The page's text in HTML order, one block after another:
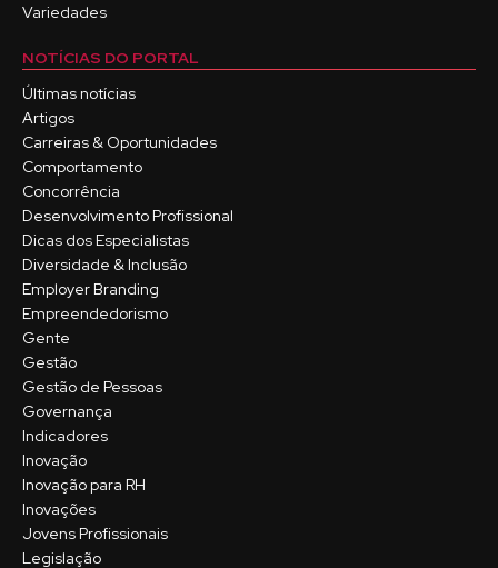
Variedades
NOTÍCIAS DO PORTAL
Últimas notícias
Artigos
Carreiras & Oportunidades
Comportamento
Concorrência
Desenvolvimento Profissional
Dicas dos Especialistas
Diversidade & Inclusão
Employer Branding
Empreendedorismo
Gente
Gestão
Gestão de Pessoas
Governança
Indicadores
Inovação
Inovação para RH
Inovações
Jovens Profissionais
Legislação